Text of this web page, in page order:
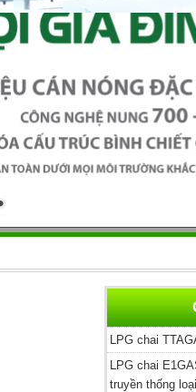
LPG chai
LPG chai
truyền thống